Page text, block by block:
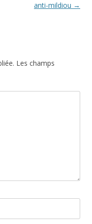
anti-mildiou →
Les champs